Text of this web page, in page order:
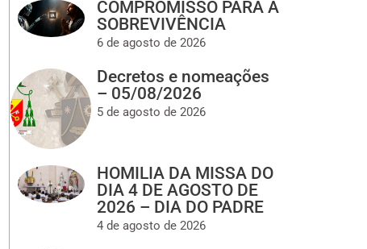
COMPROMISSO PARA A
SOBREVIVÊNCIA
6 de agosto de 2026
Decretos e nomeações
– 05/08/2026
5 de agosto de 2026
HOMILIA DA MISSA DO
DIA 4 DE AGOSTO DE
2026 – DIA DO PADRE
4 de agosto de 2026